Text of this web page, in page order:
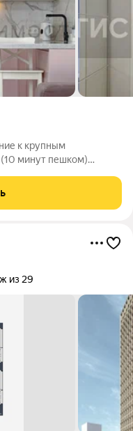
к крупным
минут пешком)
лидер на рынке
из 29